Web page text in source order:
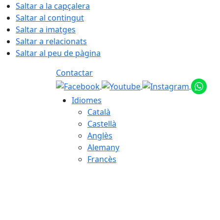
Saltar a la capçalera
Saltar al contingut
Saltar a imatges
Saltar a relacionats
Saltar al peu de pàgina
Contactar
Idiomes
Català
Castellà
Anglès
Alemany
Francès